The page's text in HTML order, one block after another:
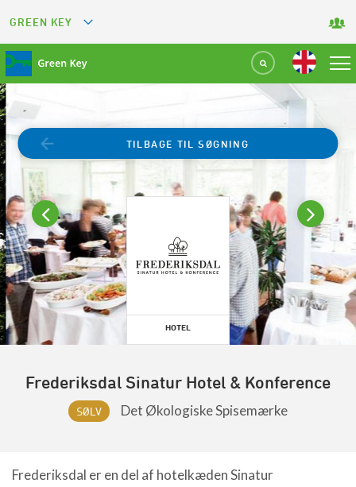
GREEN KEY
GREEN RESTAURANT
GREEN SPORT FACILITY
GREEN TOURISM ORGANIZATION
GREEN CAMPING
GREEN ATTRACTION
HOTEL
TILBAGE TIL SØGNING
Frederiksdal Sinatur Hotel & Konference
SØLV Det Økologiske Spisemærke
Frederiksdal er en del af hotelkæden Sinatur